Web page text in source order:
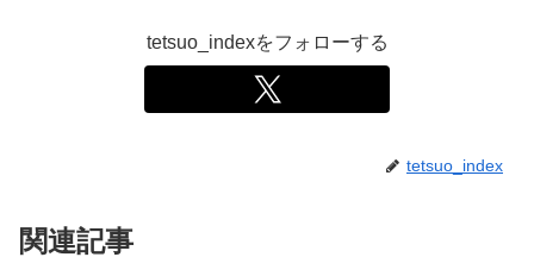
tetsuo_indexをフォローする
tetsuo_index
関連記事